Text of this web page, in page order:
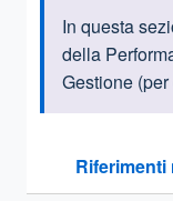
In questa
della
Gestione
Sezione